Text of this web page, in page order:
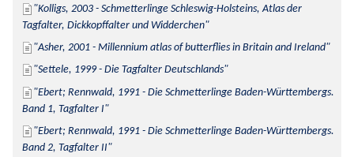
Kolligs, 2003 - Schmetterlinge Schleswig-Holsteins, Atlas der
Tagfalter, Dickkopffalter und Widderchen
Asher, 2001 - Millennium atlas of butterflies in Britain and Ireland
Settele, 1999 - Die Tagfalter Deutschlands
Ebert; Rennwald, 1991 - Die Schmetterlinge Baden-Württembergs.
Band 1, Tagfalter I
Ebert; Rennwald, 1991 - Die Schmetterlinge Baden-Württembergs.
Band 2, Tagfalter II